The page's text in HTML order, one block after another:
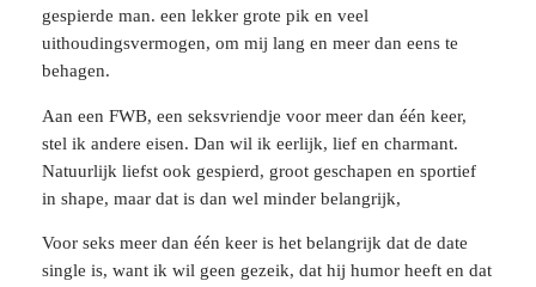
gespierde man. een lekker grote pik en veel
uithoudingsvermogen, om mij lang en meer dan eens te
behagen.
Aan een FWB, een seksvriendje voor meer dan één keer,
stel ik andere eisen. Dan wil ik eerlijk, lief en charmant.
Natuurlijk liefst ook gespierd, groot geschapen en sportief
in shape, maar dat is dan wel minder belangrijk,
Voor seks meer dan één keer is het belangrijk dat de date
single is, want ik wil geen gezeik, dat hij humor heeft en dat